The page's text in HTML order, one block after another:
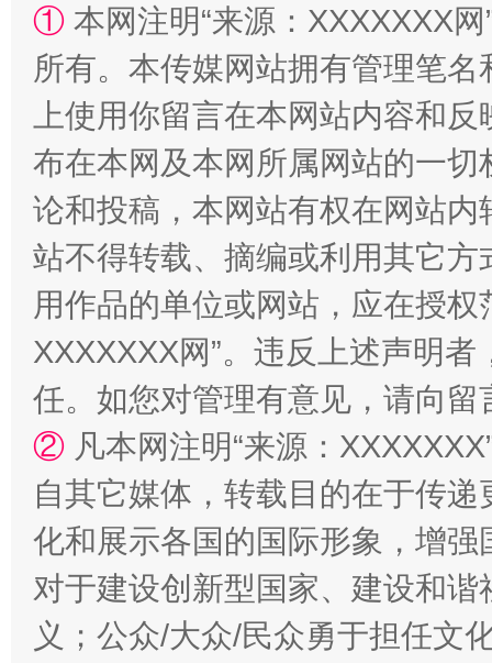
站台名比不上好声名
漫山遍野的桃花与雪山、麦地、白藏房 除
招工难、用工荒背后
① 本网注明“来源：XXXXXXX
所有。本传媒网站拥有管理笔
上使用你留言在本网站内容和
布在本网及本网所属网站的一
论和投稿，本网站有权在网站
站不得转载、摘编或利用其它
用作品的单位或网站，应在授
XXXXXXX网”。违反上述声明
任。如您对管理有意见，请向
② 凡本网注明“来源：
自其它媒体，转载目的在于传
化和展示各国的国际形象，增
对于建设创新型国家、建设和
义；公众/大众/民众勇于担任文